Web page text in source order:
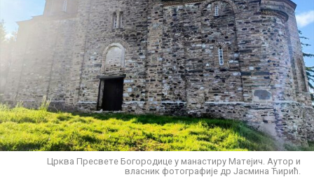
Црква Пресвете Богородице у манастиру Матејич. Аутор и
власник фотографије др Јасмина Ћирић.